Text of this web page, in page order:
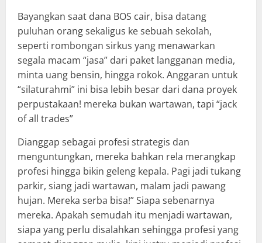
Bayangkan saat dana BOS cair, bisa datang
puluhan orang sekaligus ke sebuah sekolah,
seperti rombongan sirkus yang menawarkan
segala macam “jasa” dari paket langganan media,
minta uang bensin, hingga rokok. Anggaran untuk
“silaturahmi” ini bisa lebih besar dari dana proyek
perpustakaan! mereka bukan wartawan, tapi “jack
of all trades”
Dianggap sebagai profesi strategis dan
menguntungkan, mereka bahkan rela merangkap
profesi hingga bikin geleng kepala. Pagi jadi tukang
parkir, siang jadi wartawan, malam jadi pawang
hujan. Mereka serba bisa!” Siapa sebenarnya
mereka. Apakah semudah itu menjadi wartawan,
siapa yang perlu disalahkan sehingga profesi yang